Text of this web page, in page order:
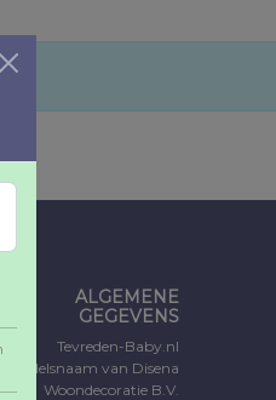
ALGEMENE
GEGEVENS
Tevreden-Baby.nl
Handelsnaam van Disena
Woondecoratie B.V.